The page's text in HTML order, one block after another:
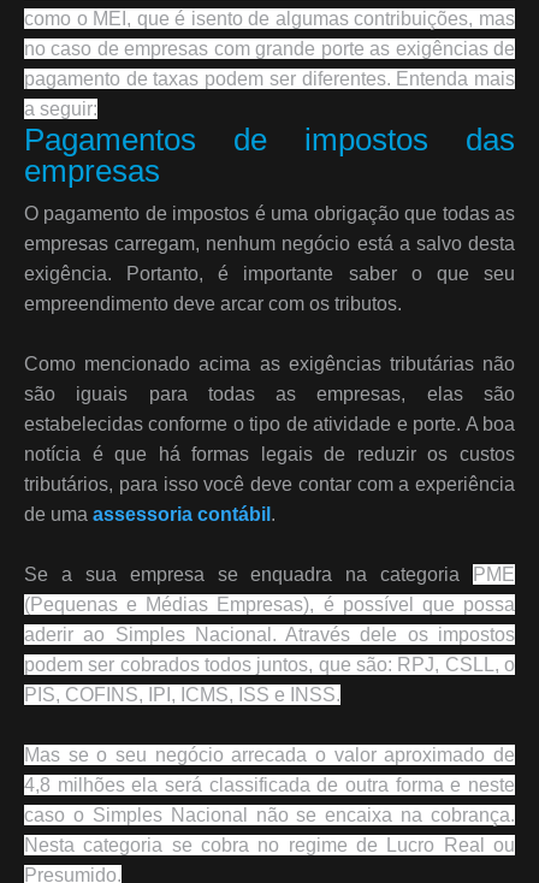
como o MEI, que é isento de algumas contribuições, mas
no caso de empresas com grande porte as exigências de
pagamento de taxas podem ser diferentes. Entenda mais
a seguir:
Pagamentos de impostos das
empresas
O pagamento de impostos é uma obrigação que todas as
empresas carregam, nenhum negócio está a salvo desta
exigência. Portanto, é importante saber o que seu
empreendimento deve arcar com os tributos.
Como mencionado acima as exigências tributárias não
são iguais para todas as empresas, elas são
estabelecidas conforme o tipo de atividade e porte. A boa
notícia é que há formas legais de reduzir os custos
tributários, para isso você deve contar com a experiência
de uma assessoria contábil .
Se a sua empresa se enquadra na categoria
PME
(Pequenas e Médias Empresas), é possível que possa
aderir ao Simples Nacional. Através dele os impostos
podem ser cobrados todos juntos, que são: RPJ, CSLL, o
PIS, COFINS, IPI, ICMS, ISS e INSS.
Mas se o seu negócio arrecada o valor aproximado de
4,8 milhões ela será classificada de outra forma e neste
caso o Simples Nacional não se encaixa na cobrança.
Nesta categoria se cobra no regime de Lucro Real ou
Presumido.